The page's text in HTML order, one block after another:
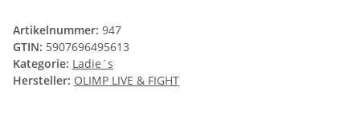
Artikelnummer: 947
GTIN: 5907696495613
Kategorie: Ladie´s
Hersteller: OLIMP LIVE & FIGHT